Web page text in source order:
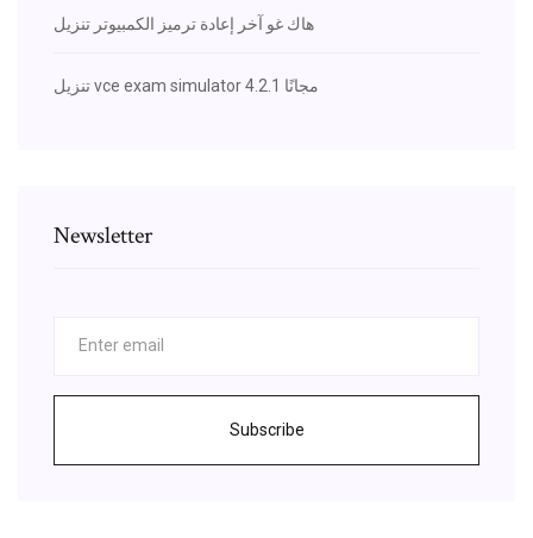
هاك غو آخر إعادة ترميز الكمبيوتر تنزيل
تنزيل vce exam simulator 4.2.1 مجانًا
Newsletter
Subscribe